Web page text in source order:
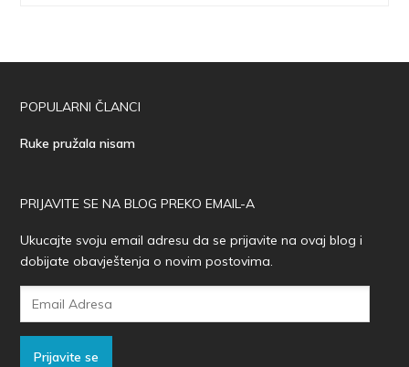
POPULARNI ČLANCI
Ruke pružala nisam
PRIJAVITE SE NA BLOG PREKO EMAIL-A
Ukucajte svoju email adresu da se prijavite na ovaj blog i
dobijate obavještenja o novim postovima.
Prijavite se